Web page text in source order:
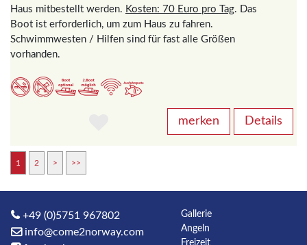
Haus mitbestellt werden. Kosten: 70 Euro pro Tag. Das
Boot ist erforderlich, um zum Haus zu fahren.
Schwimmwesten / Hilfen sind für fast alle Größen
vorhanden.
Details
merken
1 2 > >>
+49 (0)5751 967802
info@come2norway.com
Gallerie
Angeln
Freizeit